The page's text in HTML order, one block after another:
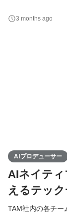
じゃない？」と自然に話が弾む。
気づけばひらめ
3 months ago
AIプロデューサー
AIネイテ
えるテッ
TAM社内の各チー